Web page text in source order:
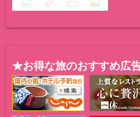
★お得な旅のおすすめ広